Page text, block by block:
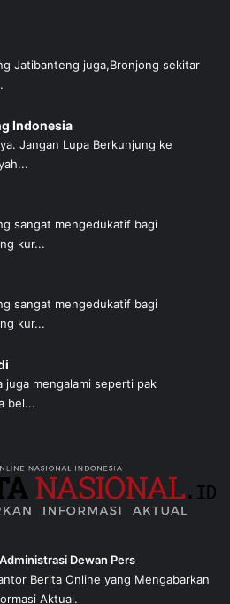
Jatibanteng juga,Bronjong sekitar
Indonesia
Jangan Lupa Berkunjung ke
sangat mengedukatif bagi
kur...
sangat mengedukatif bagi
kur...
juga mengalami seperti pak
bel...
Dewan Pers
Berita Online yang Mengabarkan
Aktual.